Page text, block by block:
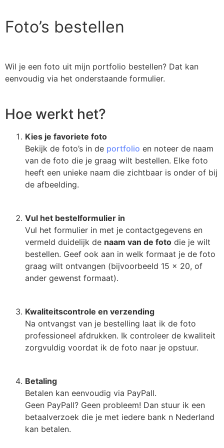
Foto’s bestellen
Wil je een foto uit mijn portfolio bestellen? Dat kan
eenvoudig via het onderstaande formulier.
Hoe werkt het?
Kies je favoriete foto
Bekijk de foto’s in de portfolio en noteer de naam
van de foto die je graag wilt bestellen. Elke foto
heeft een unieke naam die zichtbaar is onder of bij
de afbeelding.
Vul het bestelformulier in
Vul het formulier in met je contactgegevens en
vermeld duidelijk de naam van de foto die je wilt
bestellen. Geef ook aan in welk formaat je de foto
graag wilt ontvangen (bijvoorbeeld 15 x 20, of
ander gewenst formaat).
Kwaliteitscontrole en verzending
Na ontvangst van je bestelling laat ik de foto
professioneel afdrukken. Ik controleer de kwaliteit
zorgvuldig voordat ik de foto naar je opstuur.
Betaling
Betalen kan eenvoudig via PayPall.
Geen PayPall? Geen probleem! Dan stuur ik een
betaalverzoek die je met iedere bank n Nederland
kan betalen.